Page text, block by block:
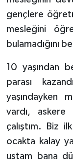
gençlere
mesleğini
bulamadığını
10 yaşından
parası
yaşındayken
vardı, askere
çalıştım. Biz
ocakta kalay
ustam bana